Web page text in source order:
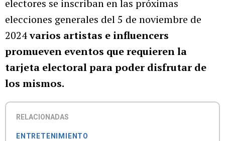
electores se inscriban en las próximas
elecciones generales del 5 de noviembre de
2024varios artistas e influencers
promueven eventos que requieren la
tarjeta electoral para poder disfrutar de
los mismos.
RELACIONADAS
ENTRETENIMIENTO